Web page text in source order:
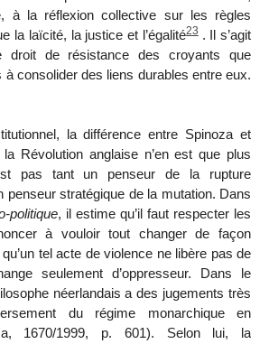
à la réflexion collective sur les règles
la laïcité, la justice et l’égalité23 . Il s’agit
droit de résistance des croyants que
à consolider des liens durables entre eux.
la différence entre Spinoza et
Révolution anglaise n’en est que plus
pas tant un penseur de la rupture
penseur stratégique de la mutation. Dans
politique, il estime qu’il faut respecter les
à vouloir tout changer de façon
tel acte de violence ne libère pas de
seulement d’oppresseur. Dans le
néerlandais a des jugements très
du régime monarchique en
1670/1999, p. 601). Selon lui, la